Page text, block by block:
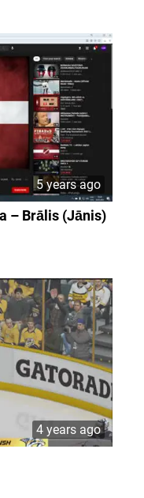
5 years ago
– Brālis (Jānis)
4 years ago